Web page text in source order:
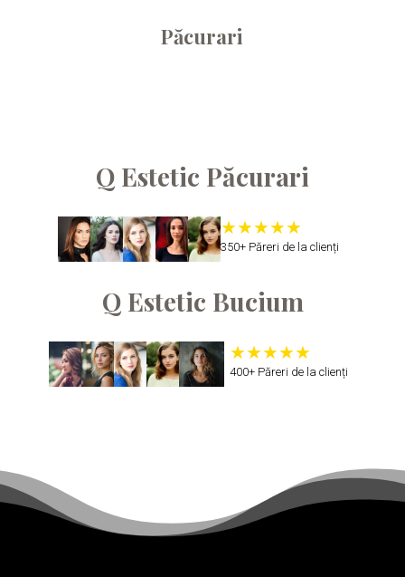
Păcurari
Q Estetic Păcurari
350+ Păreri de la clienți
Q Estetic Bucium
400+ Păreri de la clienți